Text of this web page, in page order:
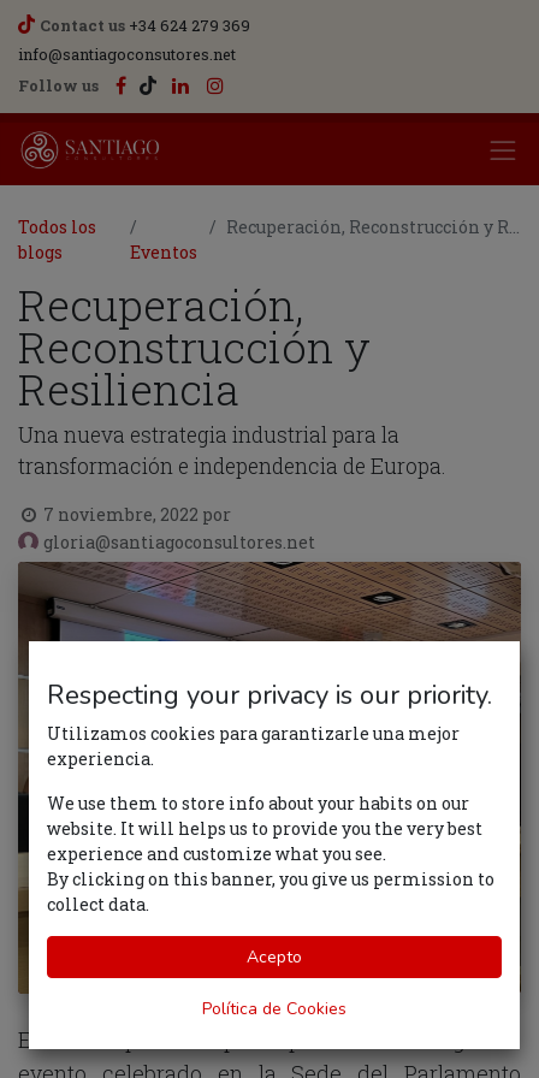
Contact us +34 624 279 369
info@santiagoconsutores.net
Follow us
Todos los
blogs
Eventos
Recuperación, Reconstrucción y Resiliencia
Recuperación,
Reconstrucción y
Resiliencia
Una nueva estrategia industrial para la
transformación e independencia de Europa.
7 noviembre, 2022 por
gloria@santiagoconsultores.net
El 13 de septiembre participamos en el magnífico
Respecting your privacy is our priority.
Utilizamos cookies para garantizarle una mejor
experiencia.
We use them to store info about your habits on our
website. It will helps us to provide you the very best
experience and customize what you see.
By clicking on this banner, you give us permission to
collect data.
Acepto
Política de Cookies